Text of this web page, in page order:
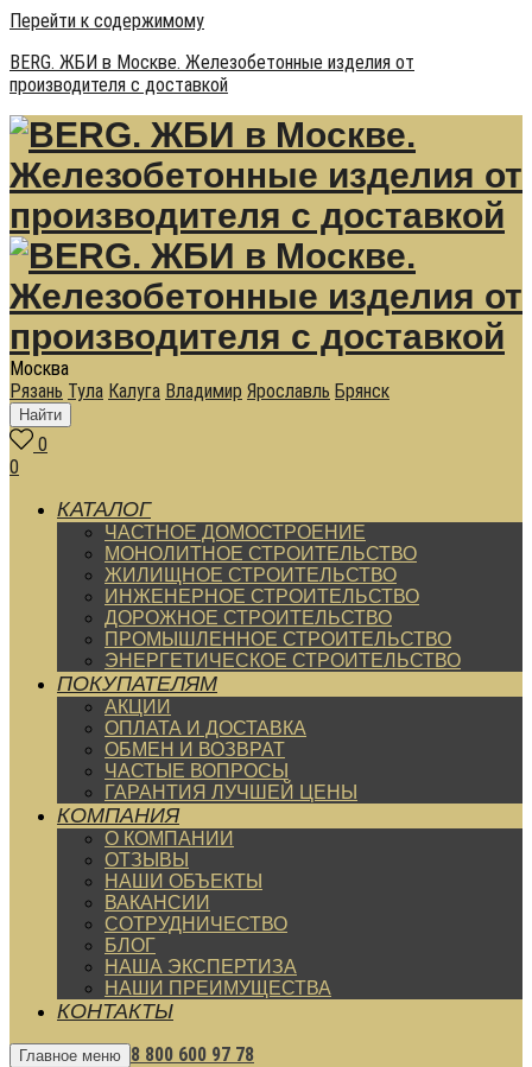
Перейти к содержимому
BERG. ЖБИ в Москве. Железобетонные изделия от
производителя с доставкой
Москва
Рязань Тула Калуга Владимир Ярославль Брянск
Найти
0
0
КАТАЛОГ
ЧАСТНОЕ ДОМОСТРОЕНИЕ
МОНОЛИТНОЕ СТРОИТЕЛЬСТВО
ЖИЛИЩНОЕ СТРОИТЕЛЬСТВО
ИНЖЕНЕРНОЕ СТРОИТЕЛЬСТВО
ДОРОЖНОЕ СТРОИТЕЛЬСТВО
ПРОМЫШЛЕННОЕ СТРОИТЕЛЬСТВО
ЭНЕРГЕТИЧЕСКОЕ СТРОИТЕЛЬСТВО
ПОКУПАТЕЛЯМ
АКЦИИ
ОПЛАТА И ДОСТАВКА
ОБМЕН И ВОЗВРАТ
ЧАСТЫЕ ВОПРОСЫ
ГАРАНТИЯ ЛУЧШЕЙ ЦЕНЫ
КОМПАНИЯ
О КОМПАНИИ
ОТЗЫВЫ
НАШИ ОБЪЕКТЫ
ВАКАНСИИ
СОТРУДНИЧЕСТВО
БЛОГ
НАША ЭКСПЕРТИЗА
НАШИ ПРЕИМУЩЕСТВА
КОНТАКТЫ
Главное меню 8 800 600 97 78